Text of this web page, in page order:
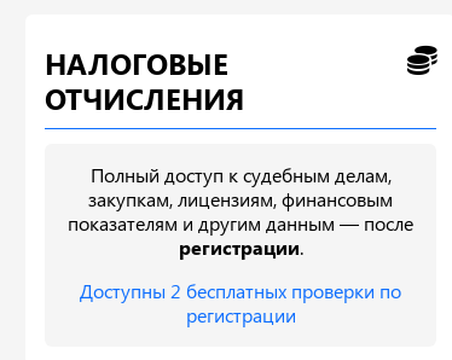
НАЛОГОВЫЕ
ОТЧИСЛЕНИЯ
Полный доступ к судебным делам,
закупкам, лицензиям, финансовым
показателям и другим данным — после
регистрации.
Доступны 2 бесплатных проверки по
регистрации